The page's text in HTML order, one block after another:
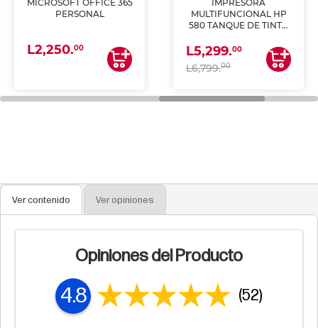
MICROSOFT OFFICE 365
PERSONAL
L2,250.00
IMPRESORA
MULTIFUNCIONAL HP
580 TANQUE DE TINTA
ESCANEA)
L5,299.00
L6,799.00
Ver contenido Ver opiniones